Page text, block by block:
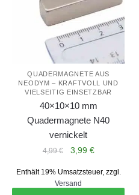
QUADERMAGNETE AUS
NEODYM – KRAFTVOLL UND
VIELSEITIG EINSETZBAR
40×10×10 mm
Quadermagnete N40
vernickelt
4,99€
Ursprünglicher
war:
4,99 €
3,99 €Aktueller
ist:
3,99 €.
Enthält 19% Umsatzsteuer, zzgl.
Versand